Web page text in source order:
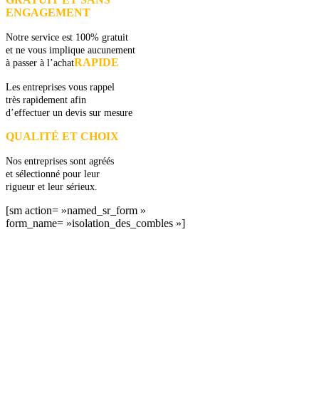
ENGAGEMENT
Notre service est 100% gratuit
et ne vous implique aucunement
à passer à l’achatRAPIDE
Les entreprises vous rappel
très rapidement afin
d’effectuer un devis sur mesure
QUALITÉ ET CHOIX
Nos entreprises sont agréés
et sélectionné pour leur
rigueur et leur sérieux.
[sm action= »named_sr_form »
form_name= »isolation_des_combles »]